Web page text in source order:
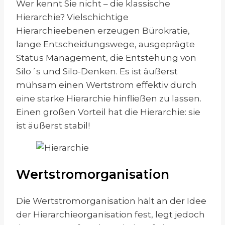
Wer kennt Sie nicht – die klassische
Hierarchie? Vielschichtige
Hierarchieebenen erzeugen Bürokratie,
lange Entscheidungswege, ausgeprägte
Status Management, die Entstehung von
Silo´s und Silo-Denken. Es ist äußerst
mühsam einen Wertstrom effektiv durch
eine starke Hierarchie hinfließen zu lassen.
Einen großen Vorteil hat die Hierarchie: sie
ist äußerst stabil!
Wertstromorganisation
Die Wertstromorganisation hält an der Idee
der Hierarchieorganisation fest, legt jedoch